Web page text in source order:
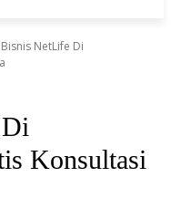
NetLife Di
Konsultasi